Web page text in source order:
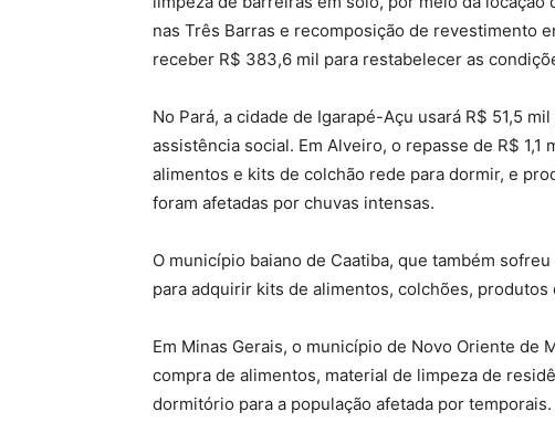
nas Três Barras e recomposição de revestimento
receber R$ 383,6 mil para restabelecer as
No Pará, a cidade de Igarapé-Açu usará R$ 51,5
assistência social. Em Alveiro, o repasse de R$
alimentos e kits de colchão rede para dormir, e
foram afetadas por chuvas intensas.
O município baiano de Caatiba, que também
para adquirir kits de alimentos, colchões,
Em Minas Gerais, o município de Novo Oriente de
compra de alimentos, material de limpeza de
dormitório para a população afetada por temporais.